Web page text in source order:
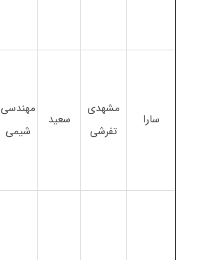
سارا
مشهدی
تفرشی
سعید
مهندسی
شیمی